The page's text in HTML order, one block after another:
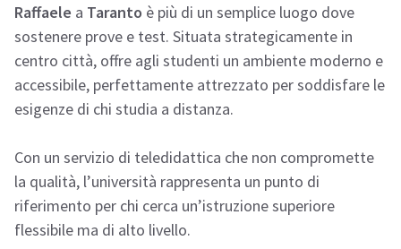
Raffaele a Taranto è più di un semplice luogo dove
sostenere prove e test. Situata strategicamente in
centro città, offre agli studenti un ambiente moderno e
accessibile, perfettamente attrezzato per soddisfare le
esigenze di chi studia a distanza.
Con un servizio di teledidattica che non compromette
la qualità, l’università rappresenta un punto di
riferimento per chi cerca un’istruzione superiore
flessibile ma di alto livello.